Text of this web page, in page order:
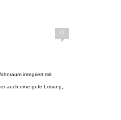
0
integriert mit
auch eine gute Lösung,